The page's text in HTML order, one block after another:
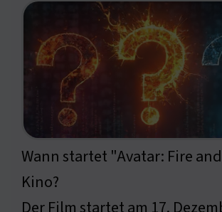
Wann startet "Avatar: Fire
Kino?